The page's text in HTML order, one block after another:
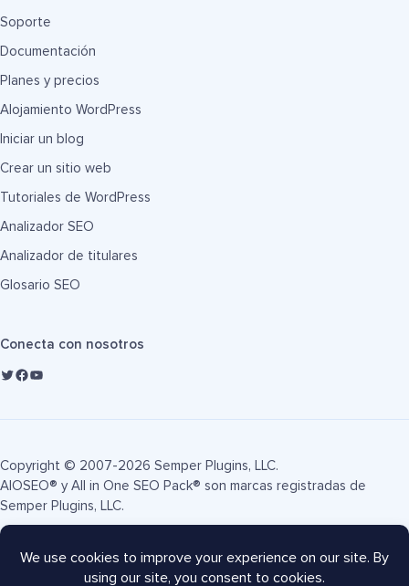
Soporte
Documentación
Planes y precios
Alojamiento WordPress
Iniciar un blog
Crear un sitio web
Tutoriales de WordPress
Analizador SEO
Analizador de titulares
Glosario SEO
Conecta con nosotros
Copyright © 2007-2026 Semper Plugins, LLC.
AIOSEO® y All in One SEO Pack® son marcas registradas de
Semper Plugins, LLC.
Términos de servicio
Política de privacidad
Divulgación FTC
Mapa del sitio Cupón AIOSEO